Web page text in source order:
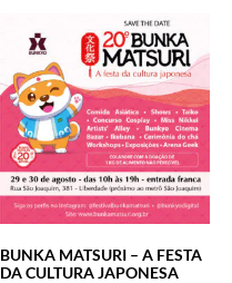
BUNKA MATSURI – A FESTA
DA CULTURA JAPONESA